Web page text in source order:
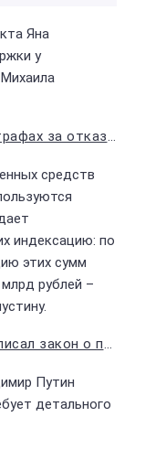
Яна
у
хотят принять в одном из регионов России
средств
индексацию: по
этих сумм
рублей –
на срочную службу с 18 до 30 лет
Путин
детального